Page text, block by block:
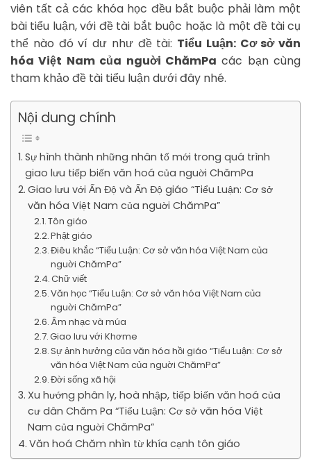
viên tất cả các khóa học đều bắt buộc phải làm một
bài tiểu luận, với đề tài bắt buộc hoặc là một đề tài cụ
thể nào đó ví dư như đề tài: Tiểu Luận: Cơ sở văn
hóa Việt Nam của nguời ChămPa các bạn cùng
tham khảo đề tài tiểu luận dưới đây nhé.
Nội dung chính
Sự hình thành những nhân tố mới trong quá trình
giao lưu tiếp biến văn hoá của nguời ChămPa
Giao lưu với Ấn Độ và Ấn Độ giáo “Tiểu Luận: Cơ sở
văn hóa Việt Nam của nguời ChămPa”
Tôn giáo
Phật giáo
Điêu khắc “Tiểu Luận: Cơ sở văn hóa Việt Nam của
nguời ChămPa”
Chữ viết
Văn học “Tiểu Luận: Cơ sở văn hóa Việt Nam của
nguời ChămPa”
Âm nhạc và múa
Giao lưu với Khơme
Sự ảnh hưởng của văn hóa hồi giáo “Tiểu Luận: Cơ sở
văn hóa Việt Nam của nguời ChămPa”
Đời sống xã hội
Xu hướng phân ly, hoà nhập, tiếp biến văn hoá của
cư dân Chăm Pa “Tiểu Luận: Cơ sở văn hóa Việt
Nam của nguời ChămPa”
Văn hoá Chăm nhìn từ khía cạnh tôn giáo